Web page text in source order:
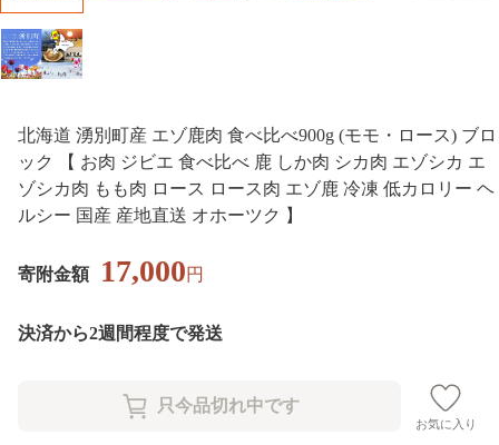
北海道 湧別町産 エゾ鹿肉 食べ比べ900g (モモ・ロース) ブロ
ック 【 お肉 ジビエ 食べ比べ 鹿 しか肉 シカ肉 エゾシカ エ
ゾシカ肉 もも肉 ロース ロース肉 エゾ鹿 冷凍 低カロリー ヘ
ルシー 国産 産地直送 オホーツク 】
寄附金額 17,000円
決済から2週間程度で発送
お気に入り